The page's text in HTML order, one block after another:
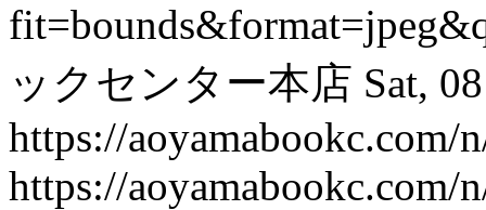
ックセンター本店 Sat,
https://aoyamabookc.com/
https://aoyamabookc.com/